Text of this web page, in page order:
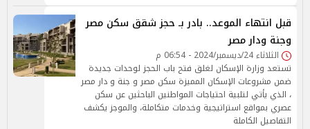
قبل انتهاء الموعد.. بادر بـ حجز شقق سكن مصر
وجنة ودار مصر
الثلاثاء 24/ديسمبر/2024 - 06:54 م
تستعد وزارة الإسكان لغلق فتح باب الحجز لوحدات جديدة
ضمن مشروعات الإسكان المميزة سكن مصر و جنة و دار مصر
، الذي يأتي لتلبية احتياجات المواطنين الباحثين عن سكن
عصري بمواقع استراتيجية وخدمات متكاملة، والموجز يكشف
التفاصيل الكاملة